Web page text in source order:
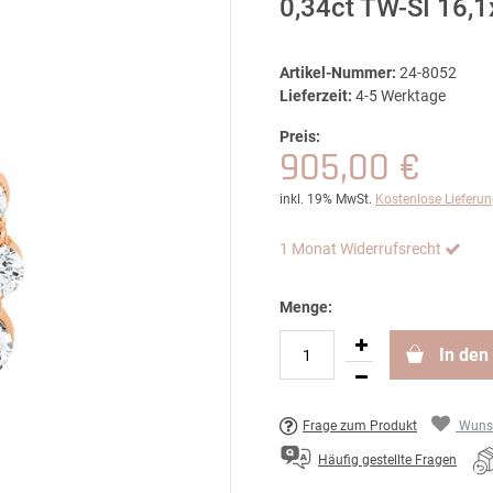
0,34ct TW-SI
Artikel-Nummer: 24-8052
Lieferzeit: 4-5 Werktage
Preis:
905,00 €
inkl. 19% MwSt. Kostenlose
1 Monat Widerrufsrecht
Menge:
In
Frage zum Produkt
Häufig gestellte Fragen